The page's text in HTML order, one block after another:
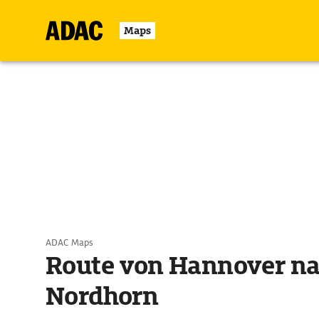
Maps
ADAC Maps
Route von Hannover
Nordhorn